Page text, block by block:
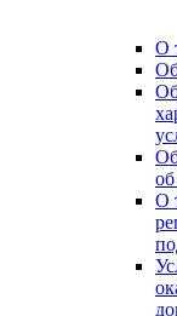
О
О